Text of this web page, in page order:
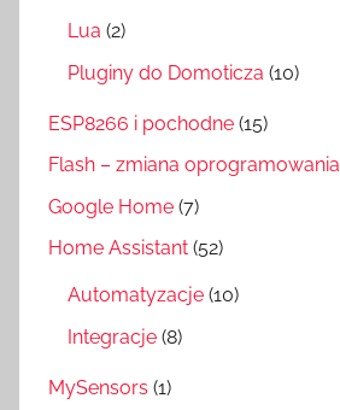
Lua (2)
Pluginy do Domoticza (10)
ESP8266 i pochodne (15)
Flash – zmiana oprogramowania
Google Home (7)
Home Assistant (52)
Automatyzacje (10)
Integracje (8)
MySensors (1)